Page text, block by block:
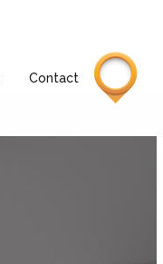
Contact